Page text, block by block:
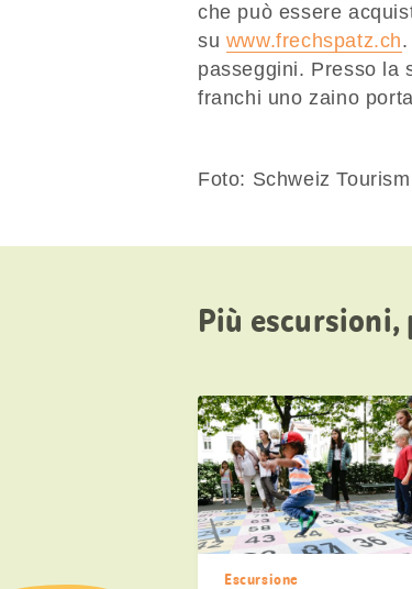
che può essere
su www.frechspatz.ch
passeggini. Presso la
franchi uno zaino
Foto: Schweiz
Più
Escursione